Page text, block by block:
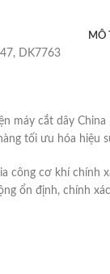
MÔ
DK7763
máy cắt dây
tối ưu hóa hiệu
công cơ khí
ổn định, chính